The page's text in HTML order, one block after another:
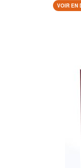
VOIR EN